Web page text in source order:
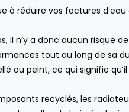
réduire vos factures d’eau
il n’y a donc aucun risque
tout au long de sa
ou peint, ce qui signifie qu’il
recyclés, les